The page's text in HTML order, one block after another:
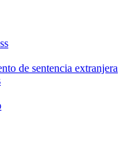
de sentencia extranjera